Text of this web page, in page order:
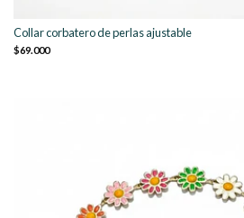
Collar corbatero de perlas ajustable
$69.000